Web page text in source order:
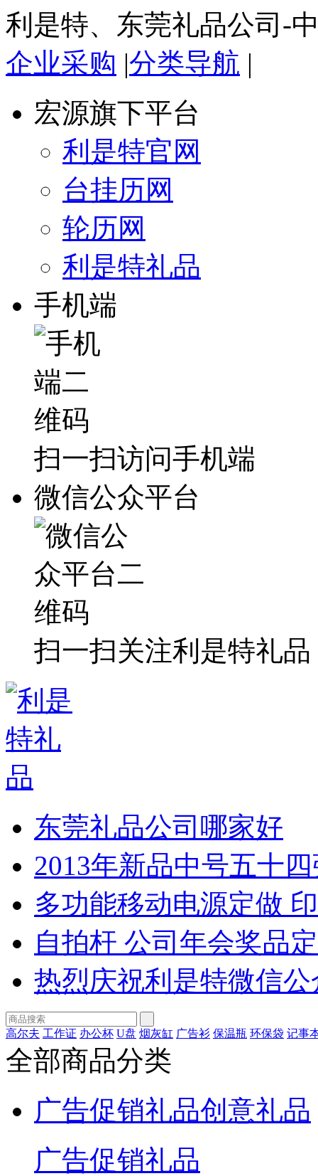
利是特、东莞礼品公司-
企业采购 |分类导航 |
宏源旗下平台
利是特官网
台挂历网
轮历网
利是特礼品
手机端
扫一扫访问手机端
微信公众平台
扫一扫关注利是特礼品
东莞礼品公司哪家好
2013年新品中号五十
多功能移动电源定做
自拍杆 公司年会奖品
热烈庆祝利是特微信
高尔夫 工作证 办公杯 U盘 烟灰缸 广告衫 保温瓶 环保袋 记事
全部商品分类
广告促销礼品创意礼品
广告促销礼品